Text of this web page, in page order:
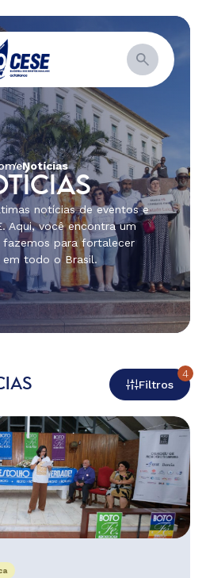
Notícias
notícias de eventos e
Aqui, você encontra um
para fortalecer
em todo o Brasil.
Filtros
4